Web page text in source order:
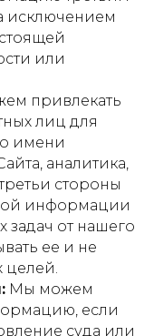
исключением
или
привлекать
лиц для
имени
аналитика,
стороны
информации
задач от нашего
ее и не
целей.
Мы можем
если
суда или